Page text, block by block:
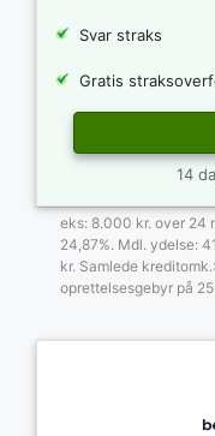
Svar straks
Gratis
14
eks: 8.000 kr. over 24
24,87%. Mdl. ydelse:
kr. Samlede
oprettelsesgebyr på